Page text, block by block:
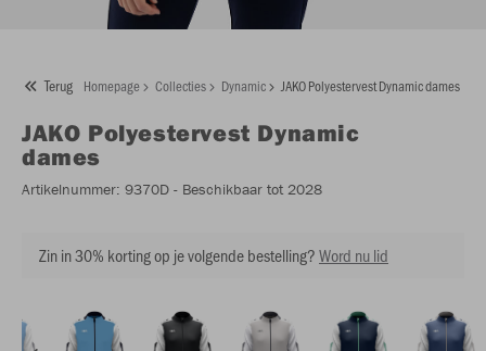
Terug Homepage Collecties Dynamic JAKO Polyestervest Dynamic dames
JAKO Polyestervest Dynamic
dames
Artikelnummer: 9370D - Beschikbaar tot 2028
Zin in 30% korting op je volgende bestelling?Word nu lid